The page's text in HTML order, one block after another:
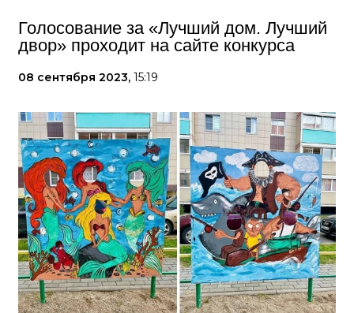
Голосование за «Лучший дом. Лучший
двор» проходит на сайте конкурса
08 сентября 2023, 15:19